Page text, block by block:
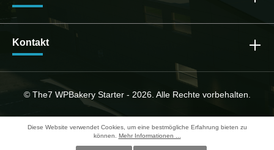
Kontakt
© The7 WPBakery Starter - 2026. Alle Rechte vorbehalten.
Diese Website verwendet Cookies, um eine bestmögliche Erfahrung bieten zu
können. Mehr Informationen ...